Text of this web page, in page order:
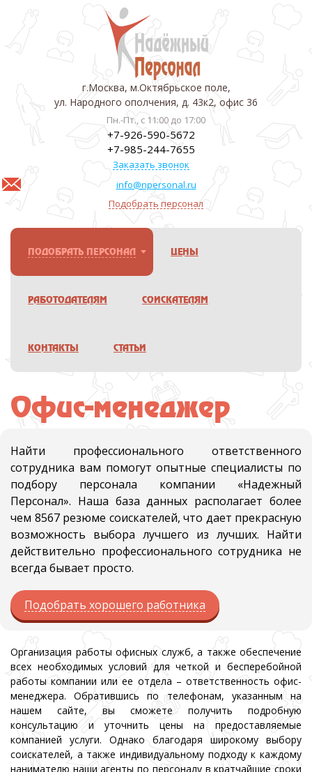
г.Москва, м.Октябрьское поле,
ул. Народного ополчения, д. 43к2, офис 36
Пн.-Пт., с 11:00 до 17:00
+7-926-590-5672
+7-985-244-7655
Заказать звонок
info@npersonal.ru
Подобрать персонал
ПОДОБРАТЬ ПЕРСОНАЛ ЦЕНЫ
РАБОТОДАТЕЛЯМ СОИСКАТЕЛЯМ
КОНТАКТЫ СТАТЬИ
Офис-менеджер
Найти профессионального ответственного
сотрудника вам помогут опытные специалисты по
подбору персонала компании «Надежный
Персонал». Наша база данных располагает более
чем 8567 резюме соискателей, что дает прекрасную
возможность выбора лучшего из лучших. Найти
действительно профессионального сотрудника не
всегда бывает просто.
Подобрать хорошего работника
Организация работы офисных служб, а также обеспечение
всех необходимых условий для четкой и бесперебойной
работы компании или ее отдела – ответственность офис-
менеджера. Обратившись по телефонам, указанным на
нашем сайте, вы сможете получить подробную
консультацию и уточнить цены на предоставляемые
компанией услуги. Однако благодаря широкому выбору
соискателей, а также индивидуальному подходу к каждому
нанимателю наши агенты по персоналу в кратчайшие сроки